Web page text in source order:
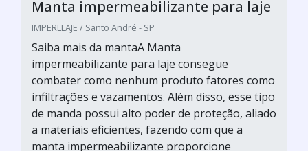
Manta impermeabilizante para laje
IMPERLLAJE / Santo André - SP
Saiba mais da mantaA Manta
impermeabilizante para laje consegue
combater como nenhum produto fatores como
infiltrações e vazamentos. Além disso, esse tipo
de manda possui alto poder de proteção, aliado
a materiais eficientes, fazendo com que a
manta impermeabilizante proporcione